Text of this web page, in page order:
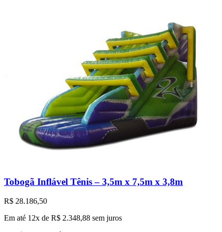
Tobogã Inflável Tênis – 3,5m x 7,5m x 3,8m
R$ 28.186,50
Em até 12x de R$ 2.348,88 sem juros